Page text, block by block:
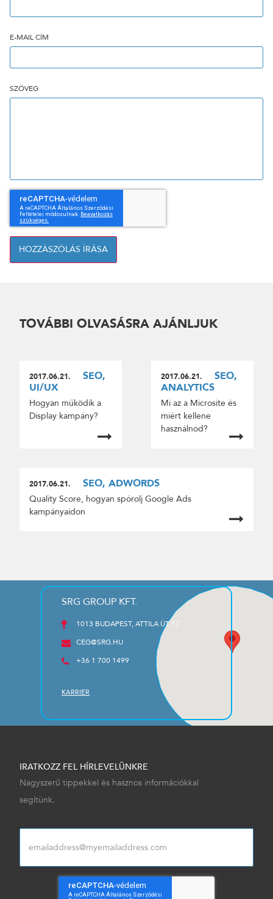
E-MAIL CÍM
SZÖVEG
HOZZÁSZÓLÁS ÍRÁSA
TOVÁBBI OLVASÁSRA AJÁNLJUK
2017.06.21.
SEO,
UI/UX
Hogyan működik a
Display kampány?
2017.06.21.
SEO,
ANALYTICS
Mi az a Microsite és
miért kellene
használnod?
2017.06.21. SEO, ADWORDS
Quality Score, hogyan spórolj Google Ads
kampányaidon
SRG GROUP KFT.
1013 BUDAPEST, ATTILA ÚT 17
CEG@SRG.HU
+36 1 700 1499
KARRIER
IRATKOZZ FEL HÍRLEVELÜNKRE
Nagyszerű tippekkel és hasznos információkkal
segítünk.